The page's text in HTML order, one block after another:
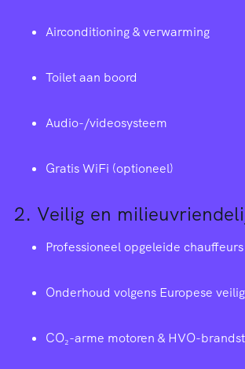
Airconditioning & verwarming
Toilet aan boord
Audio-/videosysteem
Gratis WiFi (optioneel)
2. Veilig en
Professioneel opgeleide chauffeurs
Onderhoud volgens Europese
CO₂-arme motoren & HVO-